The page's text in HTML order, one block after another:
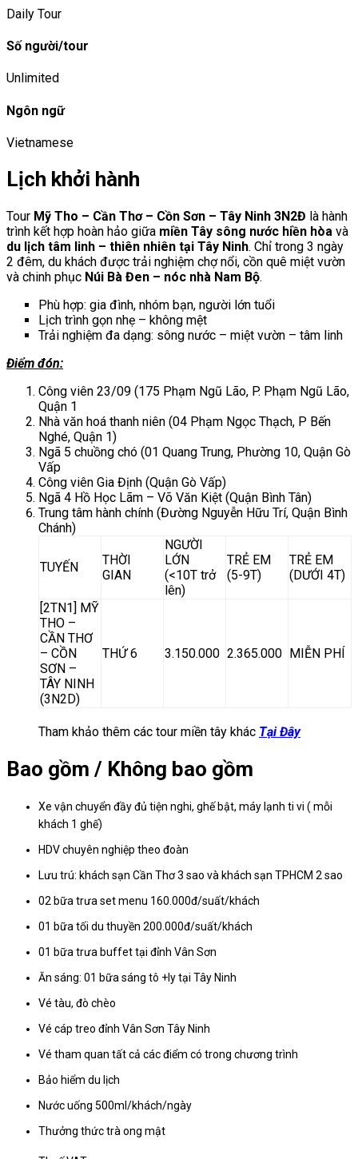
Daily Tour
Số người/tour
Unlimited
Ngôn ngữ
Vietnamese
Lịch khởi hành
Tour Mỹ Tho – Cần Thơ – Cồn Sơn – Tây Ninh 3N2Đ là hành
trình kết hợp hoàn hảo giữa miền Tây sông nước hiền hòa và
du lịch tâm linh – thiên nhiên tại Tây Ninh. Chỉ trong 3 ngày
2 đêm, du khách được trải nghiệm chợ nổi, cồn quê miệt vườn
và chinh phục Núi Bà Đen – nóc nhà Nam Bộ.
Phù hợp: gia đình, nhóm bạn, người lớn tuổi
Lịch trình gọn nhẹ – không mệt
Trải nghiệm đa dạng: sông nước – miệt vườn – tâm linh
Điểm đón:
Công viên 23/09 (175 Phạm Ngũ Lão, P. Phạm Ngũ Lão,
Quận 1
Nhà văn hoá thanh niên (04 Phạm Ngọc Thạch, P Bến
Nghé, Quận 1)
Ngã 5 chuồng chó (01 Quang Trung, Phường 10, Quận Gò
Vấp
Công viên Gia Định (Quận Gò Vấp)
Ngã 4 Hồ Học Lãm – Võ Văn Kiệt (Quận Bình Tân)
Trung tâm hành chính (Đường Nguyễn Hữu Trí, Quận Bình
Chánh)
TUYẾN
THỜI
GIAN
NGƯỜI
LỚN
(<10T trở
lên)
TRẺ EM
(5-9T)
TRẺ EM
(DƯỚI 4T)
[2TN1] MỸ
THO –
CẦN THƠ
– CỒN
SƠN –
TÂY NINH
(3N2D)
THỨ 6 3.150.000 2.365.000 MIỄN PHÍ
Tham khảo thêm các tour miền tây khác Tại Đây
Bao gồm / Không bao gồm
Xe vận chuyển đầy đủ tiện nghi, ghế bật, máy lạnh ti vi ( mỗi
khách 1 ghế)
HDV chuyên nghiệp theo đoàn
Lưu trú: khách sạn Cần Thơ 3 sao và khách sạn TPHCM 2 sao
02 bữa trưa set menu 160.000đ/suất/khách
01 bữa tối du thuyền 200.000đ/suất/khách
01 bữa trưa buffet tại đỉnh Vân Sơn
Ăn sáng: 01 bữa sáng tô +ly tại Tây Ninh
Vé tàu, đò chèo
Vé cáp treo đỉnh Vân Sơn Tây Ninh
Vé tham quan tất cả các điểm có trong chương trình
Bảo hiểm du lịch
Nước uống 500ml/khách/ngày
Thưởng thức trà ong mật